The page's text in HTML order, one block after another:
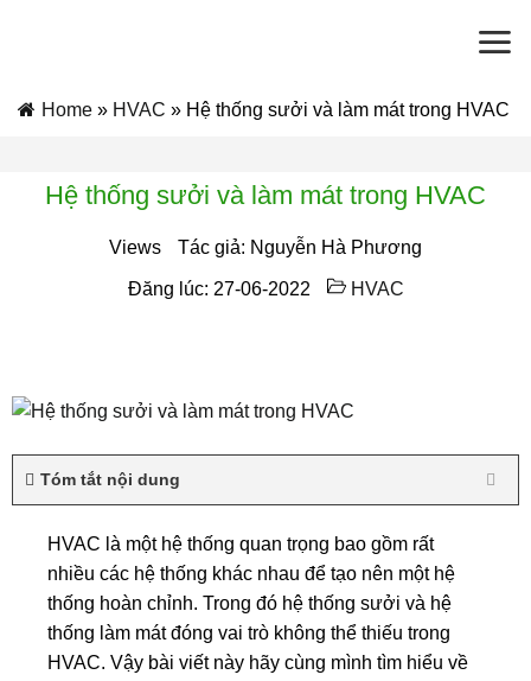
Home » HVAC » Hệ thống sưởi và làm mát trong HVAC
Hệ thống sưởi và làm mát trong HVAC
Views Tác giả: Nguyễn Hà Phương
Đăng lúc: 27-06-2022 HVAC
Tóm tắt nội dung
HVAC là một hệ thống quan trọng bao gồm rất
nhiều các hệ thống khác nhau để tạo nên một hệ
thống hoàn chỉnh. Trong đó hệ thống sưởi và hệ
thống làm mát đóng vai trò không thể thiếu trong
HVAC. Vậy bài viết này hãy cùng mình tìm hiểu về